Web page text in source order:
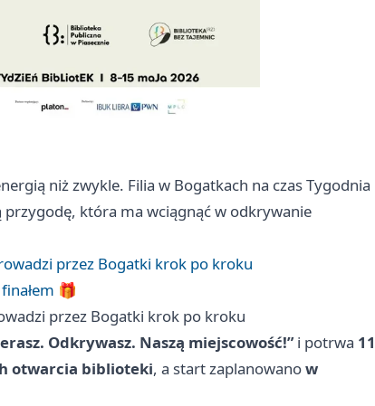
niż zwykle. Filia w Bogatkach na czas Tygodnia
która ma wciągnąć w odkrywanie
przez Bogatki krok po kroku
🎁
przez Bogatki krok po kroku
Odkrywasz. Naszą miejscowość!”i potrwa
otwarcia biblioteki, a start zaplanowanow